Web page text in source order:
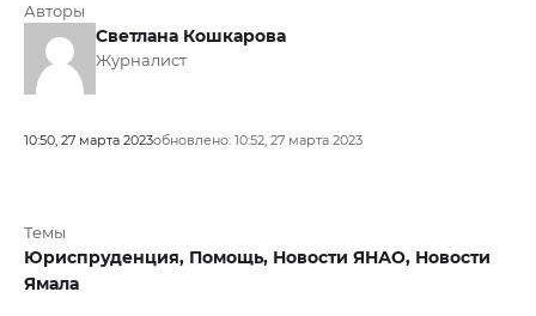
Авторы
Светлана Кошкарова
Журналист
10:50, 27 марта 2023обновлено: 10:52, 27 марта 2023
Темы
Юриспруденция, Помощь, Новости ЯНАО, Новости
Ямала